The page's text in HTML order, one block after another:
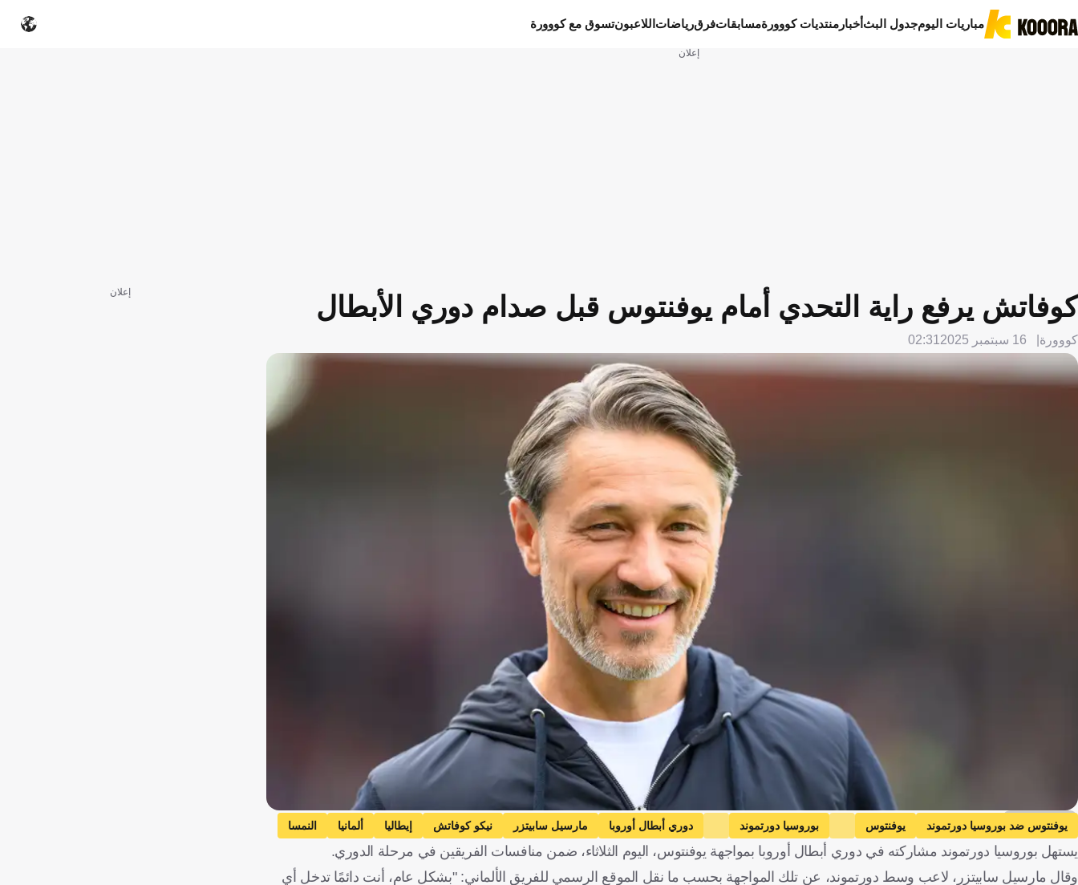
مباريات اليومجدول البثأخبار منتديات كووورةمسابقاتفرقرياضات اللاعبونتسوق مع كووورة
إعلان
كوفاتش يرفع راية التحدي أمام يوفنتوس قبل صدام دوري الأبطال
كووورة 16 سبتمبر 2025 02:31
Getty Images
يوفنتوس ضد بوروسيا دورتموند يوفنتوس بوروسيا دورتموند دوري أبطال أوروبا مارسيل سابيتزر نيكو كوفاتش إيطاليا ألمانيا
النمسا
كرواتيا
كرة قدم
يستهل بوروسيا دورتموند مشاركته في دوري أبطال أوروبا بمواجهة يوفنتوس، اليوم الثلاثاء، ضمن منافسات الفريقين في مرحلة الدوري.
وقال مارسيل سابيتزر، لاعب وسط دورتموند، عن تلك المواجهة بحسب ما نقل الموقع الرسمي للفريق الألماني: "بشكل عام، أنت دائمًا تدخل أي
إعلان